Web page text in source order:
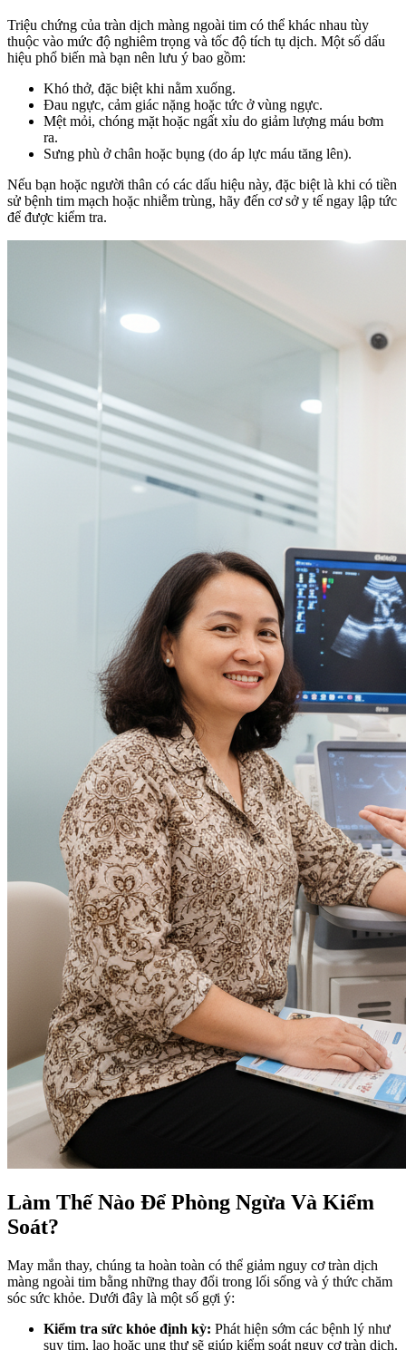
Triệu chứng của tràn dịch màng ngoài tim có thể khác nhau tùy
thuộc vào mức độ nghiêm trọng và tốc độ tích tụ dịch. Một số dấu
hiệu phổ biến mà bạn nên lưu ý bao gồm:
Khó thở, đặc biệt khi nằm xuống.
Đau ngực, cảm giác nặng hoặc tức ở vùng ngực.
Mệt mỏi, chóng mặt hoặc ngất xỉu do giảm lượng máu bơm
ra.
Sưng phù ở chân hoặc bụng (do áp lực máu tăng lên).
Nếu bạn hoặc người thân có các dấu hiệu này, đặc biệt là khi có tiền
sử bệnh tim mạch hoặc nhiễm trùng, hãy đến cơ sở y tế ngay lập tức
để được kiểm tra.
Làm Thế Nào Để Phòng Ngừa Và Kiểm
Soát?
May mắn thay, chúng ta hoàn toàn có thể giảm nguy cơ tràn dịch
màng ngoài tim bằng những thay đổi trong lối sống và ý thức chăm
sóc sức khỏe. Dưới đây là một số gợi ý:
Kiểm tra sức khỏe định kỳ: Phát hiện sớm các bệnh lý như
suy tim, lao hoặc ung thư sẽ giúp kiểm soát nguy cơ tràn dịch.